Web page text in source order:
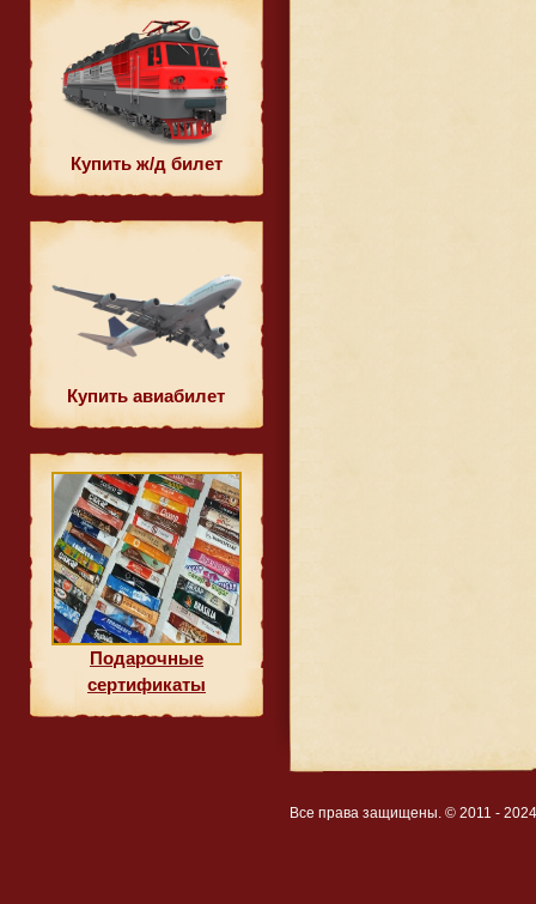
Купить ж/д билет
Купить авиабилет
Подарочные
сертификаты
Все права защищены. © 2011 - 2024